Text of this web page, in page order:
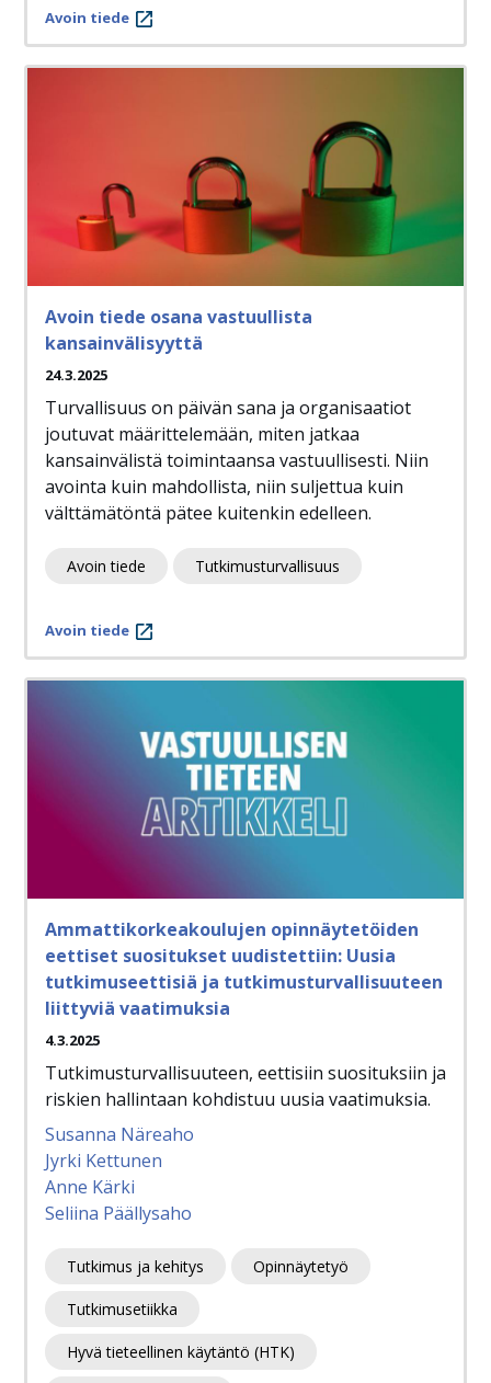
Avoin tiede
Avoin tiede osana vastuullista
kansainvälisyyttä
24.3.2025
Turvallisuus on päivän sana ja organisaatiot
joutuvat määrittelemään, miten jatkaa
kansainvälistä toimintaansa vastuullisesti. Niin
avointa kuin mahdollista, niin suljettua kuin
välttämätöntä pätee kuitenkin edelleen.
Avoin tiede Tutkimusturvallisuus
Avoin tiede
Ammattikorkeakoulujen opinnäytetöiden
eettiset suositukset uudistettiin: Uusia
tutkimuseettisiä ja tutkimusturvallisuuteen
liittyviä vaatimuksia
4.3.2025
Tutkimusturvallisuuteen, eettisiin suosituksiin ja
riskien hallintaan kohdistuu uusia vaatimuksia.
Susanna Näreaho
Jyrki Kettunen
Anne Kärki
Seliina Päällysaho
Tutkimus ja kehitys Opinnäytetyö
Tutkimusetiikka
Hyvä tieteellinen käytäntö (HTK)